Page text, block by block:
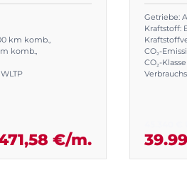
km komb.
komb.
€/m.
Getriebe:
Kraftstoff:
CO₂-
CO₂-